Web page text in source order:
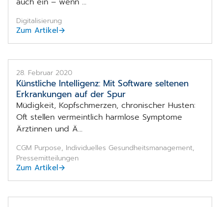
Digitalisierung
Zum Artikel
28. Februar 2020
Künstliche Intelligenz: Mit Software seltenen
Erkrankungen auf der Spur
Müdigkeit, Kopfschmerzen, chronischer Husten:
Oft stellen vermeintlich harmlose Symptome
Ärztinnen und Ä...
CGM Purpose, Individuelles Gesundheitsmanagement,
Pressemitteilungen
Zum Artikel